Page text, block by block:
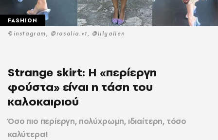
©instagram, @rosalia.vt, @lilyallen
FASHION
Strange skirt: Η «περίεργη
φούστα» είναι η τάση του
καλοκαιριού
Όσο πιο περίεργη, πολύχρωμη, ιδιαίτερη, τόσο
καλύτερα!